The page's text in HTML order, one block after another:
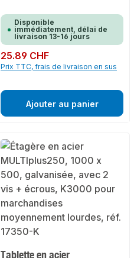
Disponible
immédiatement, délai de
livraison 13-16 jours
Prix régulier :
25.89 CHF
Prix TTC, frais de livraison en sus
Ajouter au panier
Tablette en acier